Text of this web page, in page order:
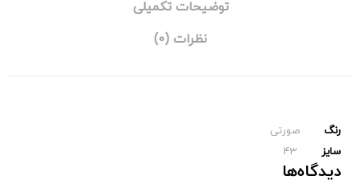
توضیحات تکمیلی
نظرات (0)
رنگ
صورتی
سایز
43
دیدگاه‌ها